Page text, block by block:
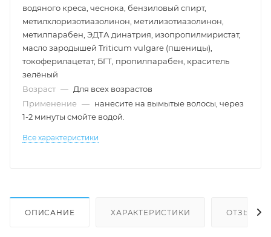
водяного креса, чеснока, бензиловый спирт,
метилхлоризотиазолинон, метилизотиазолинон,
метилпарабен, ЭДТА динатрия, изопропилмиристат,
масло зародышей Triticum vulgare (пшеницы),
токоферилацетат, БГТ, пропилпарабен, краситель
зелёный
Возраст — Для всех возрастов
Применение — нанесите на вымытые волосы, через
1-2 минуты смойте водой.
Все характеристики
ОПИСАНИЕ ХАРАКТЕРИСТИКИ ОТЗЫВЫ